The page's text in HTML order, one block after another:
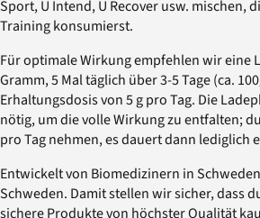
Sport, U Intend, U Recover usw. mischen,
Training konsumierst.
Für optimale Wirkung empfehlen wir eine
Gramm, 5 Mal täglich über 3-5 Tage (ca.
Erhaltungsdosis von 5 g pro Tag. Die
nötig, um die volle Wirkung zu entfalten;
pro Tag nehmen, es dauert dann lediglich
Entwickelt von Biomedizinern in
Schweden. Damit stellen wir sicher, dass
sichere Produkte von höchster Qualität